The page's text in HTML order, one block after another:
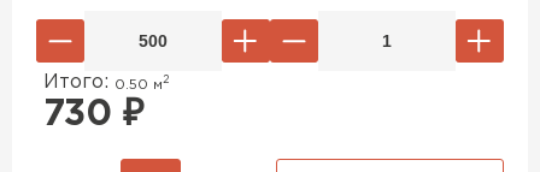
Итого: 0.50 м 2
730 ₽